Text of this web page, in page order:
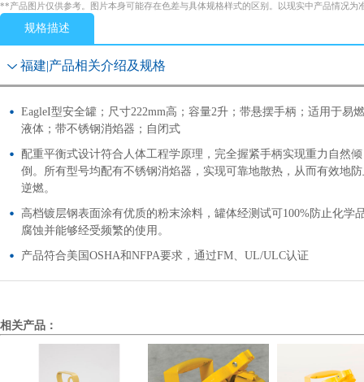
**产品图片仅供参考。图片本身可能存在色差与具体规格样式的区别。以现实中产品情况为
规格描述
福建|产品相关介绍及规格
EagleI型安全罐；尺寸222mm高；容量2升；带悬摆手柄；适用于易燃
液体；带不锈钢消焰器；自闭式
配重平衡式设计符合人体工程学原理，完全握紧手柄实现重力自然倾
倒。所有型号均配有不锈钢消焰器，实现可靠地散热，从而有效地
逆燃。
高档镀层钢表面涂有优质的粉末涂料，罐体经测试可100%防止化学
腐蚀并能够经受频繁的使用。
产品符合美国OSHA和NFPA要求，通过FM、UL/ULC认证
相关产品：